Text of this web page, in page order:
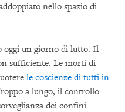
nello spazio di
oggi un giorno di lutto. Il
sufficiente. Le morti di
le coscienze di tutti in
a lungo, il controllo
dei confini